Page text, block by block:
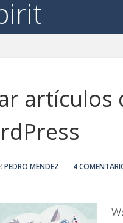
PEDRO MENDEZ 4